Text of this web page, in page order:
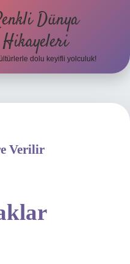
Dünya
Hikayeleri
dolu keyifli yolculuk!
Verilir